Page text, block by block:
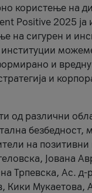
користење на
Positive 2025 ја
на сигурен и
и
и
од различни
на
Јована
Трпевска, Ас.
Мукаетова,